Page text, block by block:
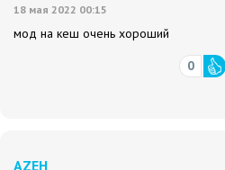
18 мая 2022 00:15
мод на кеш очень хороший
0
AZEH